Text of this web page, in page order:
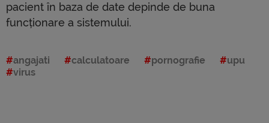
pacient în baza de date depinde de buna
funcționare a sistemului.
angajati calculatoare pornografie
upu
virus